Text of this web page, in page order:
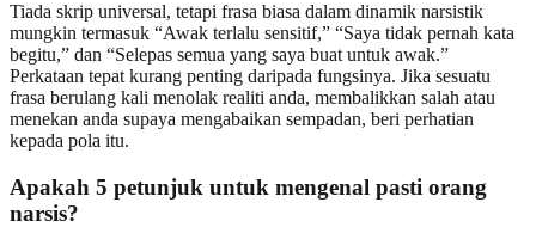
Tiada skrip universal, tetapi frasa biasa dalam dinamik narsistik
mungkin termasuk “Awak terlalu sensitif,” “Saya tidak pernah kata
begitu,” dan “Selepas semua yang saya buat untuk awak.”
Perkataan tepat kurang penting daripada fungsinya. Jika sesuatu
frasa berulang kali menolak realiti anda, membalikkan salah atau
menekan anda supaya mengabaikan sempadan, beri perhatian
kepada pola itu.
Apakah 5 petunjuk untuk mengenal pasti orang
narsis?